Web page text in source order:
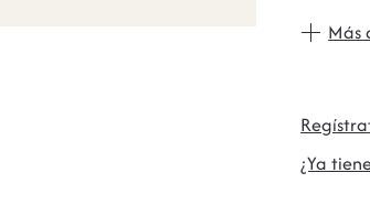
Más
¿Ya